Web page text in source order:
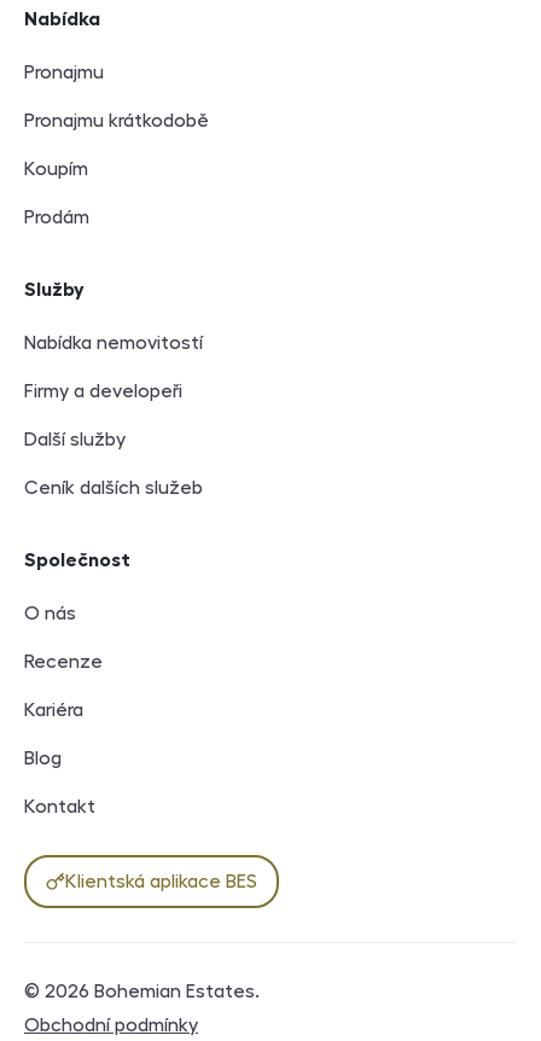
Nabídka
Pronajmu
Pronajmu krátkodobě
Koupím
Prodám
Služby
Nabídka nemovitostí
Firmy a developeři
Další služby
Ceník dalších služeb
Společnost
O nás
Recenze
Kariéra
Blog
Kontakt
Klientská aplikace BES
© 2026 Bohemian Estates.
Právní dokumenty
Obchodní podmínky